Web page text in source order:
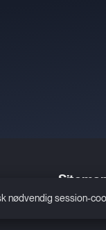
Sitemap
nødvendig session-